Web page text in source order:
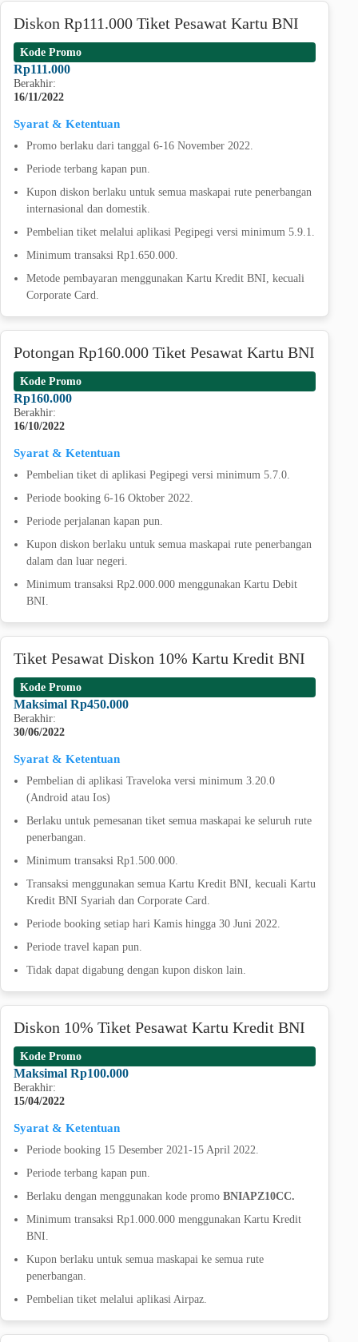
Diskon Rp111.000 Tiket Pesawat Kartu BNI
Kode Promo
Rp111.000
Berakhir:
16/11/2022
Syarat & Ketentuan
Promo berlaku dari tanggal 6-16 November 2022.
Periode terbang kapan pun.
Kupon diskon berlaku untuk semua maskapai rute penerbangan
internasional dan domestik.
Pembelian tiket melalui aplikasi Pegipegi versi minimum 5.9.1.
Minimum transaksi Rp1.650.000.
Metode pembayaran menggunakan Kartu Kredit BNI, kecuali
Corporate Card.
Potongan Rp160.000 Tiket Pesawat Kartu BNI
Kode Promo
Rp160.000
Berakhir:
16/10/2022
Syarat & Ketentuan
Pembelian tiket di aplikasi Pegipegi versi minimum 5.7.0.
Periode booking 6-16 Oktober 2022.
Periode perjalanan kapan pun.
Kupon diskon berlaku untuk semua maskapai rute penerbangan
dalam dan luar negeri.
Minimum transaksi Rp2.000.000 menggunakan Kartu Debit
BNI.
Tiket Pesawat Diskon 10% Kartu Kredit BNI
Kode Promo
Maksimal Rp450.000
Berakhir:
30/06/2022
Syarat & Ketentuan
Pembelian di aplikasi Traveloka versi minimum 3.20.0
(Android atau Ios)
Berlaku untuk pemesanan tiket semua maskapai ke seluruh rute
penerbangan.
Minimum transaksi Rp1.500.000.
Transaksi menggunakan semua Kartu Kredit BNI, kecuali Kartu
Kredit BNI Syariah dan Corporate Card.
Periode booking setiap hari Kamis hingga 30 Juni 2022.
Periode travel kapan pun.
Tidak dapat digabung dengan kupon diskon lain.
Diskon 10% Tiket Pesawat Kartu Kredit BNI
Kode Promo
Maksimal Rp100.000
Berakhir:
15/04/2022
Syarat & Ketentuan
Periode booking 15 Desember 2021-15 April 2022.
Periode terbang kapan pun.
Berlaku dengan menggunakan kode promo BNIAPZ10CC.
Minimum transaksi Rp1.000.000 menggunakan Kartu Kredit
BNI.
Kupon berlaku untuk semua maskapai ke semua rute
penerbangan.
Pembelian tiket melalui aplikasi Airpaz.